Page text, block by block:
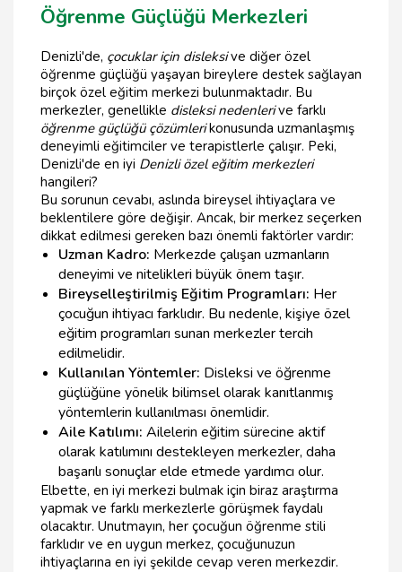
Öğrenme Güçlüğü Merkezleri
Denizli'de, çocuklar için disleksive diğer özel
öğrenme güçlüğü yaşayan bireylere destek sağlayan
birçok özel eğitim merkezi bulunmaktadır. Bu
merkezler, genellikle disleksi nedenlerive farklı
öğrenme güçlüğü çözümlerikonusunda uzmanlaşmış
deneyimli eğitimciler ve terapistlerle çalışır. Peki,
Denizli'de en iyi Denizli özel eğitim merkezleri
hangileri?
Bu sorunun cevabı, aslında bireysel ihtiyaçlara ve
beklentilere göre değişir. Ancak, bir merkez seçerken
dikkat edilmesi gereken bazı önemli faktörler vardır:
Uzman Kadro: Merkezde çalışan uzmanların
deneyimi ve nitelikleri büyük önem taşır.
Bireyselleştirilmiş Eğitim Programları: Her
çocuğun ihtiyacı farklıdır. Bu nedenle, kişiye özel
eğitim programları sunan merkezler tercih
edilmelidir.
Kullanılan Yöntemler: Disleksi ve öğrenme
güçlüğüne yönelik bilimsel olarak kanıtlanmış
yöntemlerin kullanılması önemlidir.
Aile Katılımı: Ailelerin eğitim sürecine aktif
olarak katılımını destekleyen merkezler, daha
başarılı sonuçlar elde etmede yardımcı olur.
Elbette, en iyi merkezi bulmak için biraz araştırma
yapmak ve farklı merkezlerle görüşmek faydalı
olacaktır. Unutmayın, her çocuğun öğrenme stili
farklıdır ve en uygun merkez, çocuğunuzun
ihtiyaçlarına en iyi şekilde cevap veren merkezdir.